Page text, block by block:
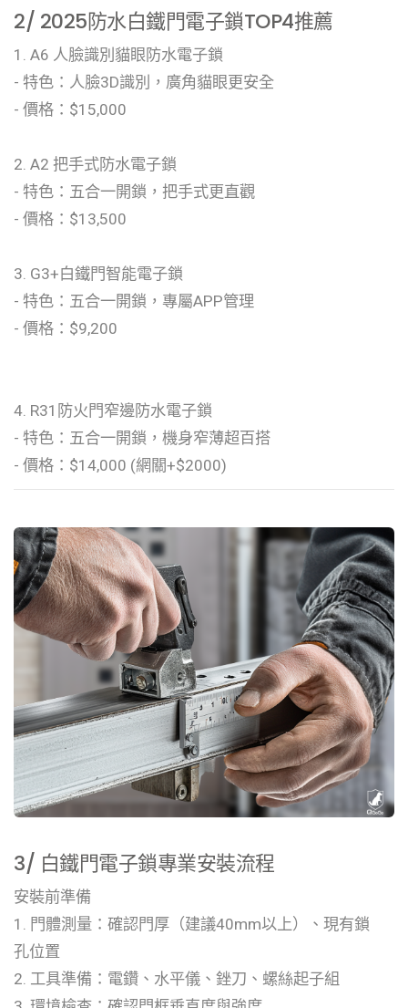
2/ 2025防水白鐵門電子鎖TOP4推薦
1. A6 人臉識別貓眼防水電子鎖
- 特色：人臉3D識別，廣角貓眼更安全
- 價格：$15,000
2. A2 把手式防水電子鎖
- 特色：五合一開鎖，把手式更直觀
- 價格：$13,500
3. G3+白鐵門智能電子鎖
- 特色：五合一開鎖，專屬APP管理
- 價格：$9,200
4. R31防火門窄邊防水電子鎖
- 特色：五合一開鎖，機身窄薄超百搭
- 價格：$14,000 (網關+$2000)
3/ 白鐵門電子鎖專業安裝流程
安裝前準備
1. 門體測量：確認門厚（建議40mm以上）、現有鎖
孔位置
2. 工具準備：電鑽、水平儀、銼刀、螺絲起子組